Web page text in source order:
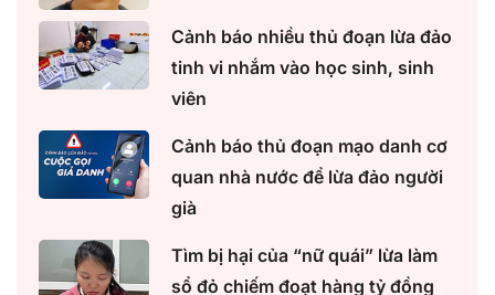
Cảnh báo nhiều thủ đoạn lừa đảo
tinh vi nhắm vào học sinh, sinh
viên
Cảnh báo thủ đoạn mạo danh cơ
quan nhà nước để lừa đảo người
già
Tìm bị hại của “nữ quái” lừa làm
sổ đỏ chiếm đoạt hàng tỷ đồng